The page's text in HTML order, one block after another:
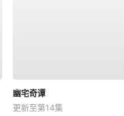
幽宅奇谭
更新至第14集